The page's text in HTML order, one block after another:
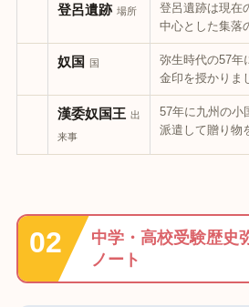
登呂遺跡 場所
登呂遺跡は現在
中心とした集落
奴国 国
弥生時代の57年
金印を授かりま
漢委奴国王 出
来事
57年に九州の小
派遣して贈り物
中学・高校受験歴史
ノート